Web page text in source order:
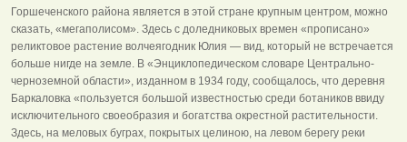
Горшеченского района является в этой стране крупным центром, можно
сказать, «мегаполисом». Здесь с доледниковых времен «прописано»
реликтовое растение волчеягодник Юлия — вид, который не встречается
больше нигде на земле. В «Энциклопедическом словаре Центрально-
черноземной области», изданном в 1934 году, сообщалось, что деревня
Баркаловка «пользуется большой известностью среди ботаников ввиду
исключительного своеобразия и богатства окрестной растительности.
Здесь, на меловых буграх, покрытых целиною, на левом берегу реки